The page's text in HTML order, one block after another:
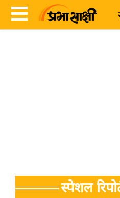
Breaking
News in
जगत
स्पेशल